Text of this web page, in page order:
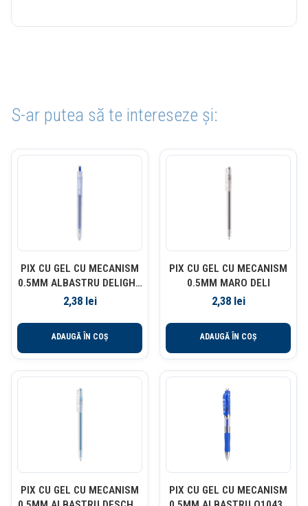
S-ar putea să te intereseze și:
PIX CU GEL CU MECANISM
0.5MM ALBASTRU DELIGHT
DELI
2,38 lei
ADAUGĂ ÎN COȘ
PIX CU GEL CU MECANISM
0.5MM MARO DELI
2,38 lei
ADAUGĂ ÎN COȘ
PIX CU GEL CU MECANISM
PIX CU GEL CU MECANISM